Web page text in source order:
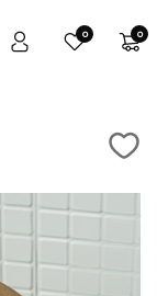
0 0